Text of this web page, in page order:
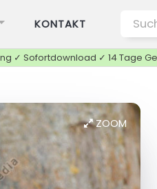
KONTAKT
✓ Sofortdownload ✓ 14 Tage
ZOOM